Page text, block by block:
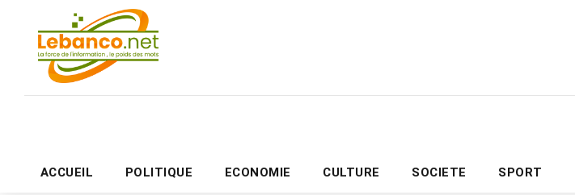
ACCUEIL POLITIQUE ECONOMIE CULTURE SOCIETE SPORTPUBLICITÉ